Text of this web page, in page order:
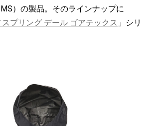
）の製品。そのラインナップに
プリング デール ゴアテックス 」シリ